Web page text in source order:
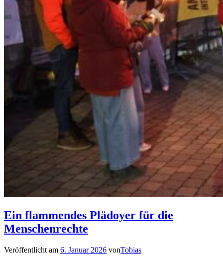
Ein flammendes Plädoyer für die
Menschenrechte
Veröffentlicht am 6. Januar 2026 vonTobias